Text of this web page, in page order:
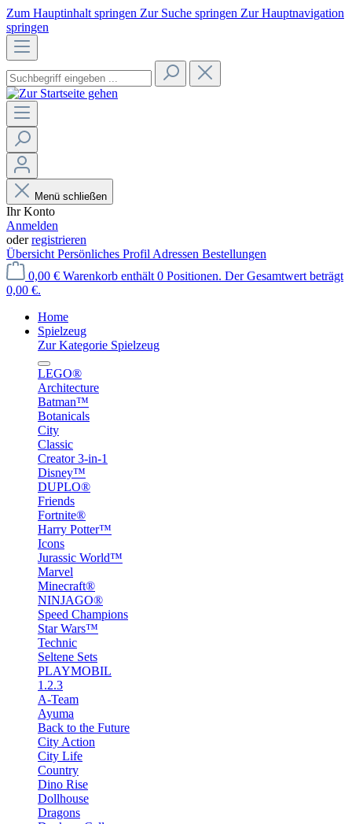
Zum Hauptinhalt springen Zur Suche springen Zur Hauptnavigation
springen
Menü schließen
Ihr Konto
Anmelden
oderregistrieren
Übersicht Persönliches Profil Adressen Bestellungen
0,00 € Warenkorb enthält 0 Positionen. Der Gesamtwert beträgt
0,00 €.
Home
Spielzeug
Zur Kategorie Spielzeug
LEGO®
Architecture
Batman™
Botanicals
City
Classic
Creator 3-in-1
Disney™
DUPLO®
Friends
Fortnite®
Harry Potter™
Icons
Jurassic World™
Marvel
Minecraft®
NINJAGO®
Speed Champions
Star Wars™
Technic
Seltene Sets
PLAYMOBIL
1.2.3
A-Team
Ayuma
Back to the Future
City Action
City Life
Country
Dino Rise
Dollhouse
Dragons